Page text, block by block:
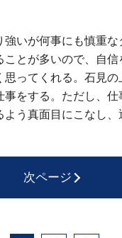
強いが何事にも慎重
ことが多いので、自
ってくれる。石見の
事をする。ただし、仕
よう真面目にこなし
次ページ